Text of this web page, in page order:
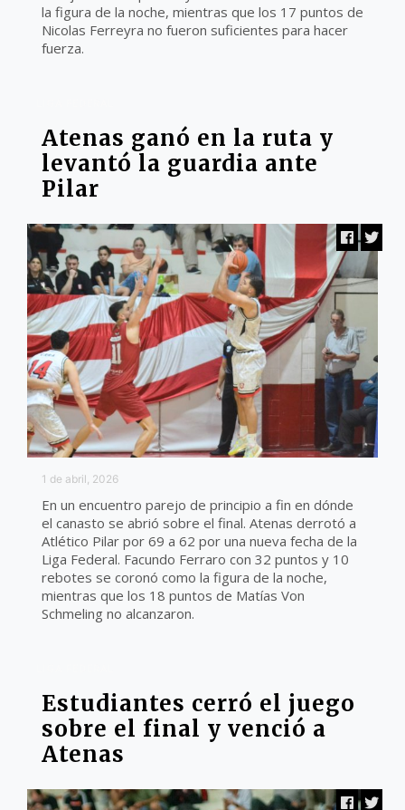
la figura de la noche, mientras que los 17 puntos de
Nicolas Ferreyra no fueron suficientes para hacer
fuerza.
Atenas ganó en la ruta y
levantó la guardia ante
Pilar
1 de abril, 2026
En un encuentro parejo de principio a fin en dónde
el canasto se abrió sobre el final. Atenas derrotó a
Atlético Pilar por 69 a 62 por una nueva fecha de la
Liga Federal. Facundo Ferraro con 32 puntos y 10
rebotes se coronó como la figura de la noche,
mientras que los 18 puntos de Matías Von
Schmeling no alcanzaron.
Estudiantes cerró el juego
sobre el final y venció a
Atenas